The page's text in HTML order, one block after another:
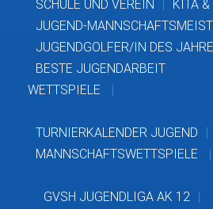
SCHULE UND VEREIN
KITA &
JUGEND-
JUGENDGOLFER/IN DES
BESTE JUGENDARBEIT
WETTSPIELE
TURNIERKALENDER JUGEND
MANNSCHAFTSWETTSPIELE
GVSH JUGENDLIGA AK 12